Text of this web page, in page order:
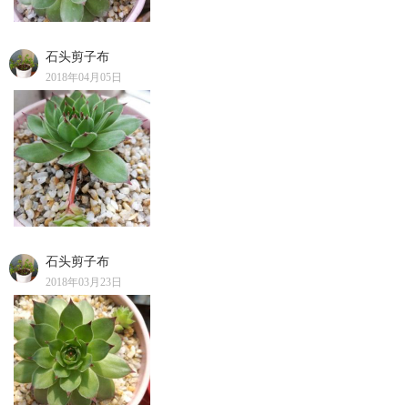
石头剪子布
2018年04月05日
石头剪子布
2018年03月23日